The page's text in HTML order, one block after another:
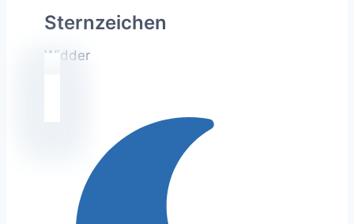
Sternzeichen
Widder